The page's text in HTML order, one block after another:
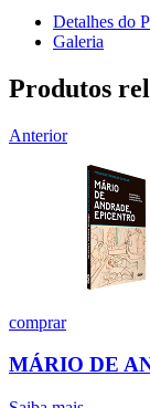
Detalhes do
Galeria
Produtos
Anterior
comprar
MÁRIO DE